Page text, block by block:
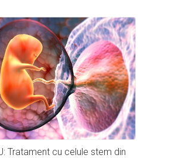
Tratament cu celule stem din